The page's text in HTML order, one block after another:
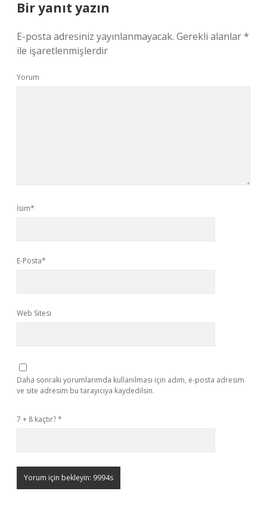
Bir yanıt yazın
E-posta adresiniz yayınlanmayacak. Gerekli alanlar*
ile işaretlenmişlerdir
Yorum
İsim*
E-Posta*
Web Sitesi
Daha sonraki yorumlarımda kullanılması için adım, e-posta adresim
ve site adresim bu tarayıcıya kaydedilsin.
7 + 8 kaçtır?*